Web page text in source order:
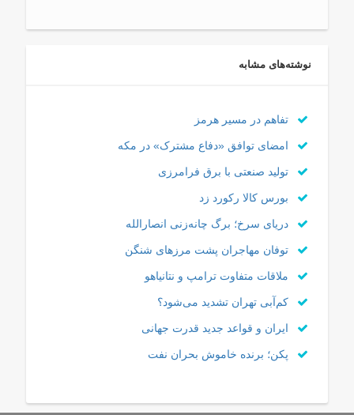
نوشته‌های مشابه
تفاهم در مسیر هرمز
امضای توافق «دفاع مشترک» در مکه
تولید صنعتی با برق فرامرزی
بورس کالا رکورد زد
دریای سرخ؛ برگ چانه‌زنی انصارالله
توفان مهاجران پشت مرزهای شنگن
ملاقات متفاوت ترامپ و نتانیاهو
کم‌آبی تهران تشدید می‌شود؟
ایران و قواعد جدید قدرت جهانی
پکن؛ برنده خاموش بحران نفت